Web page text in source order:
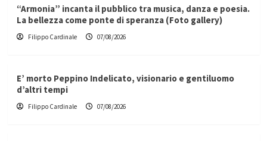
“Armonia” incanta il pubblico tra musica, danza e poesia.
La bellezza come ponte di speranza (Foto gallery)
Filippo Cardinale 07/08/2026
E’ morto Peppino Indelicato, visionario e gentiluomo
d’altri tempi
Filippo Cardinale 07/08/2026